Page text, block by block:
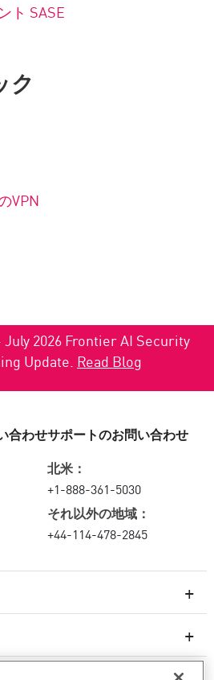
ト SASE
ク
VPN
2026 Frontier AI Security
Update. Read Blog
ル
合わせサポートのお問い合わせ
北米：
+1-888-361-5030
それ以外の地域：
+44-114-478-2845